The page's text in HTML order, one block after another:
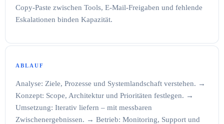
Copy-Paste zwischen Tools, E-Mail-Freigaben und fehlende
Eskalationen binden Kapazität.
ABLAUF
Analyse: Ziele, Prozesse und Systemlandschaft verstehen. →
Konzept: Scope, Architektur und Prioritäten festlegen. →
Umsetzung: Iterativ liefern – mit messbaren
Zwischenergebnissen. → Betrieb: Monitoring, Support und